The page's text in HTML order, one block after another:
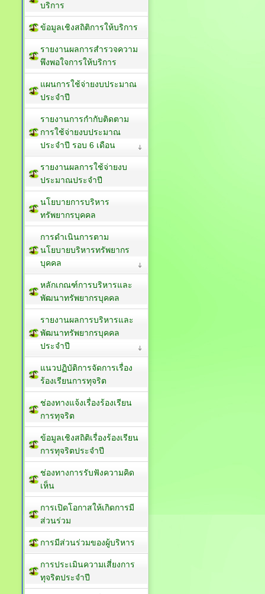
บริการ
ข้อมูลเชิงสถิติการให้บริการ
รายงานผลการสำรวจความ
พึงพอใจการให้บริการ
แผนการใช้จ่ายงบประมาณ
ประจำปี
รายงานการกำกับติดตาม
การใช้จ่ายงบประมาณ
ประจำปี รอบ 6 เดือน
รายงานผลการใช้จ่ายงบ
ประมาณประจำปี
นโยบายการบริหาร
ทรัพยากรบุคคล
การดำเนินการตาม
นโยบายบริหารทรัพยากร
บุคคล
หลักเกณฑ์การบริหารและ
พัฒนาทรัพยากรบุคคล
รายงานผลการบริหารและ
พัฒนาทรัพยากรบุคคล
ประจำปี
แนวปฏิบัติการจัดการเรื่อง
ร้องเรียนการทุจริต
ช่องทางแจ้งเรื่องร้องเรียน
การทุจริต
ข้อมูลเชิงสถิติเรื่องร้องเรียน
การทุจริตประจำปี
ช่องทางการรับฟังความคิด
เห็น
การเปิดโอกาสให้เกิดการมี
ส่วนร่วม
การมีส่วนร่วมของผู้บริหาร
การประเมินความเสี่ยงการ
ทุจริตประจำปี